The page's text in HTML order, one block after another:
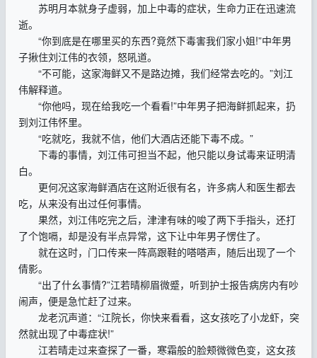
苏明月本就身子虚弱，加上中毒的症状，生命力正在迅速流
逝。
“你到底是在哪里买的东西?竟然下毒害我们家小姐!”中年男
子揪住刘江伟的衣领，怒吼道。
“不可能，这家海鲜又不是路边摊，我们经常去吃的。”刘江
伟解释道。
“你他吗，现在给我吃一个看看!”中年男子把海鲜抓起来，扔
到刘江伟怀里。
“吃就吃，我就不信，他们大酒店还能下毒不成。”
下毒的事情，刘江伟可担当不起，他只能以身试毒来证明清
白。
更何况这家海鲜酒店在这附近很有名，许多病人和医生都去
吃，从来没有出过任何事情。
果然，刘江伟吃完之后，津津有味的唆了两下手指头，还打
了个饱嗝，却是没有半点异常，这下让中年男子愣住了。
就在这时，门口传来一阵高跟鞋的嗒嗒声，随后出现了一个
倩影。
“出了什幺事情?”江若晴柳眉微蹙，听到护士报告病房内有吵
闹声，便是急忙赶了过来。
龙老沉声道：“江院长，你快来看看，这女孩吃了小龙虾，突
然就出现了中毒症状!”
江若晴走过来查探了一番，寒霜般的脸颊微微色变，这女孩